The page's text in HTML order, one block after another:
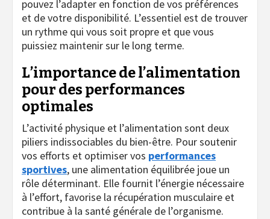
pouvez l’adapter en fonction de vos préférences
et de votre disponibilité. L’essentiel est de trouver
un rythme qui vous soit propre et que vous
puissiez maintenir sur le long terme.
L’importance de l’alimentation
pour des performances
optimales
L’activité physique et l’alimentation sont deux
piliers indissociables du bien-être. Pour soutenir
vos efforts et optimiser vos performances
sportives, une alimentation équilibrée joue un
rôle déterminant. Elle fournit l’énergie nécessaire
à l’effort, favorise la récupération musculaire et
contribue à la santé générale de l’organisme.